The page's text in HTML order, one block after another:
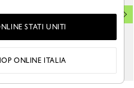
STATI UNITI
ONLINE ITALIA